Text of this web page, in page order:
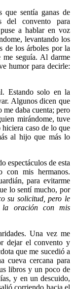
que sentía ganas de
del convento para
a hablar en voz
levantando los
de los árboles por la
me seguía. Al darme
humor para decirle:
Estando solo en la
Algunos dicen que
me daba cuenta; pero
mirándome, tuve
caso de lo que
al hijo que más lo
espectáculos de esta
con mis hermanos.
para evitarme
lo sentí mucho, por
su solicitud, pero le
oración con mis
Una vez me
dejar el convento y
que me sucedió a
cueva cercana para
libros y un poco de
y en un descuido,
corriendo hacia el